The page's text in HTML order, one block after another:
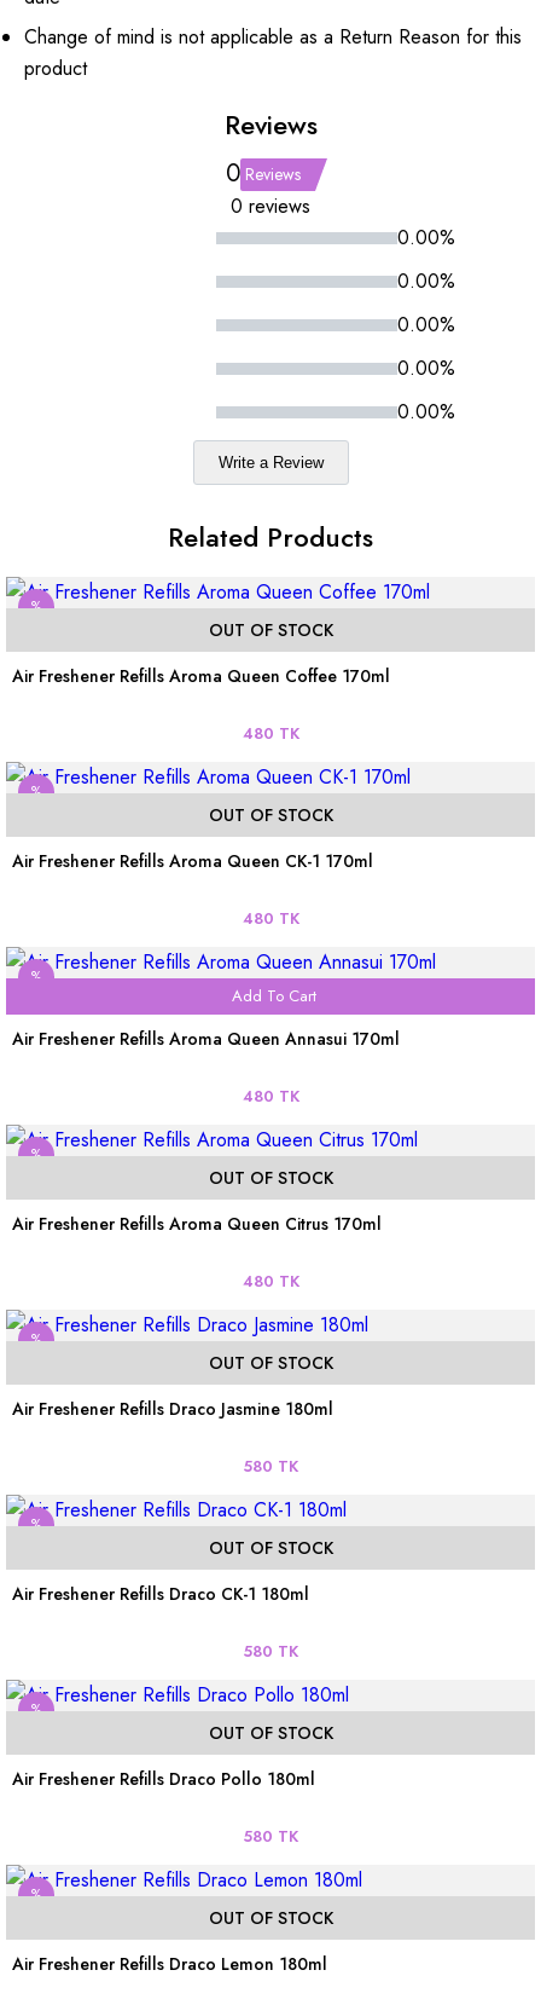
Change of mind is not applicable as a Return Reason for this
product
Reviews
0 Reviews
0 reviews
0.00%
0.00%
0.00%
0.00%
0.00%
Write a Review
Related Products
%
OUT OF STOCK
Air Freshener Refills Aroma Queen Coffee 170ml
480 TK
%
OUT OF STOCK
Air Freshener Refills Aroma Queen CK-1 170ml
480 TK
%
Add To Cart
Air Freshener Refills Aroma Queen Annasui 170ml
480 TK
%
OUT OF STOCK
Air Freshener Refills Aroma Queen Citrus 170ml
480 TK
%
OUT OF STOCK
Air Freshener Refills Draco Jasmine 180ml
580 TK
%
OUT OF STOCK
Air Freshener Refills Draco CK-1 180ml
580 TK
%
OUT OF STOCK
Air Freshener Refills Draco Pollo 180ml
580 TK
%
OUT OF STOCK
Air Freshener Refills Draco Lemon 180ml